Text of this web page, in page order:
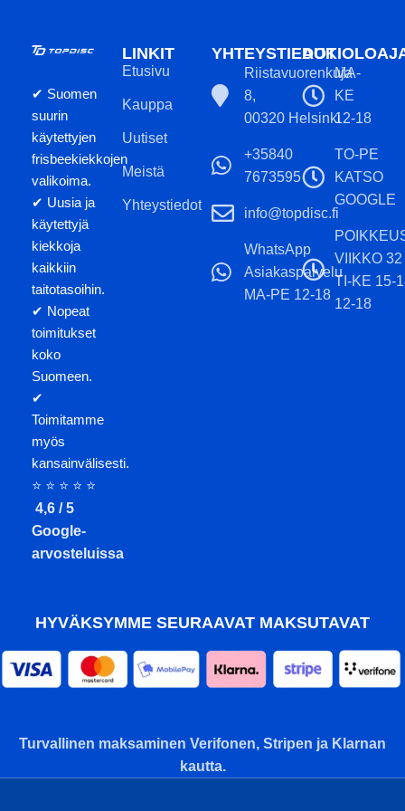
✔ Suomen
suurin
käytettyjen
frisbeekiekkojen
valikoima.
✔ Uusia ja
käytettyjä
kiekkoja
kaikkiin
taitotasoihin.
✔ Nopeat
toimitukset
koko
Suomeen.
✔
Toimitamme
myös
kansainvälisesti.
⭐ ⭐ ⭐ ⭐ ⭐
4,6 / 5
Google-
arvosteluissa
LINKIT
Etusivu
Kauppa
Uutiset
Meistä
Yhteystiedot
YHTEYSTIEDOT
Riistavuorenkuja
8,
00320 Helsinki
+35840
7673595
info@topdisc.fi
WhatsApp
Asiakaspalvelu
MA-PE 12-18
MA-
KE
12-18
TO-PE
KATSO
GOOGLE
VIIKKO 32
TI-KE 15-
12-18
HYVÄKSYMME SEURAAVAT MAKSUTAVAT
Turvallinen maksaminen Verifonen, Stripen ja Klarnan
kautta.